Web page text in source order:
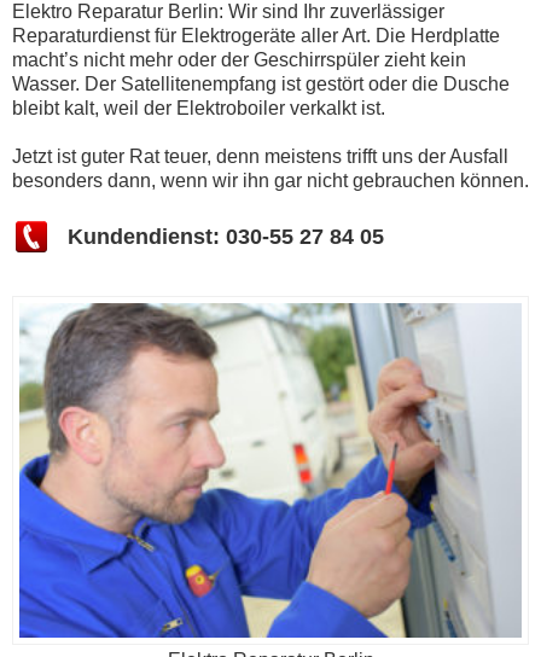
Elektro Reparatur Berlin: Wir sind Ihr zuverlässiger
Reparaturdienst für Elektrogeräte aller Art. Die Herdplatte
macht’s nicht mehr oder der Geschirrspüler zieht kein
Wasser. Der Satellitenempfang ist gestört oder die Dusche
bleibt kalt, weil der Elektroboiler verkalkt ist.
Jetzt ist guter Rat teuer, denn meistens trifft uns der Ausfall
besonders dann, wenn wir ihn gar nicht gebrauchen können.
Kundendienst: 030-55 27 84 05